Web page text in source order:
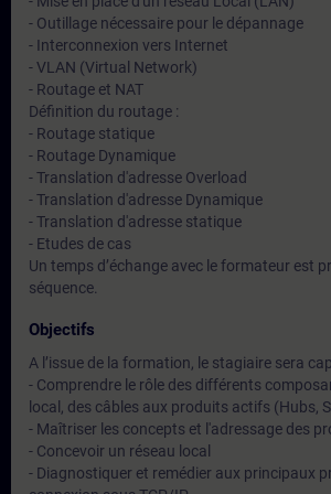
- Outillage nécessaire pour le dépannage
- Interconnexion vers Internet
- VLAN (Virtual Network)
- Routage et NAT
Définition du routage :
- Routage statique
- Routage Dynamique
- Translation d'adresse Overload
- Translation d'adresse Dynamique
- Translation d'adresse statique
- Etudes de cas
Un temps d’échange avec le formateur est
séquence.
Objectifs
A l’issue de la formation, le stagiaire sera
- Comprendre le rôle des différents
local, des câbles aux produits actifs (Hubs,
- Maîtriser les concepts et l'adressage des
- Concevoir un réseau local
- Diagnostiquer et remédier aux principaux